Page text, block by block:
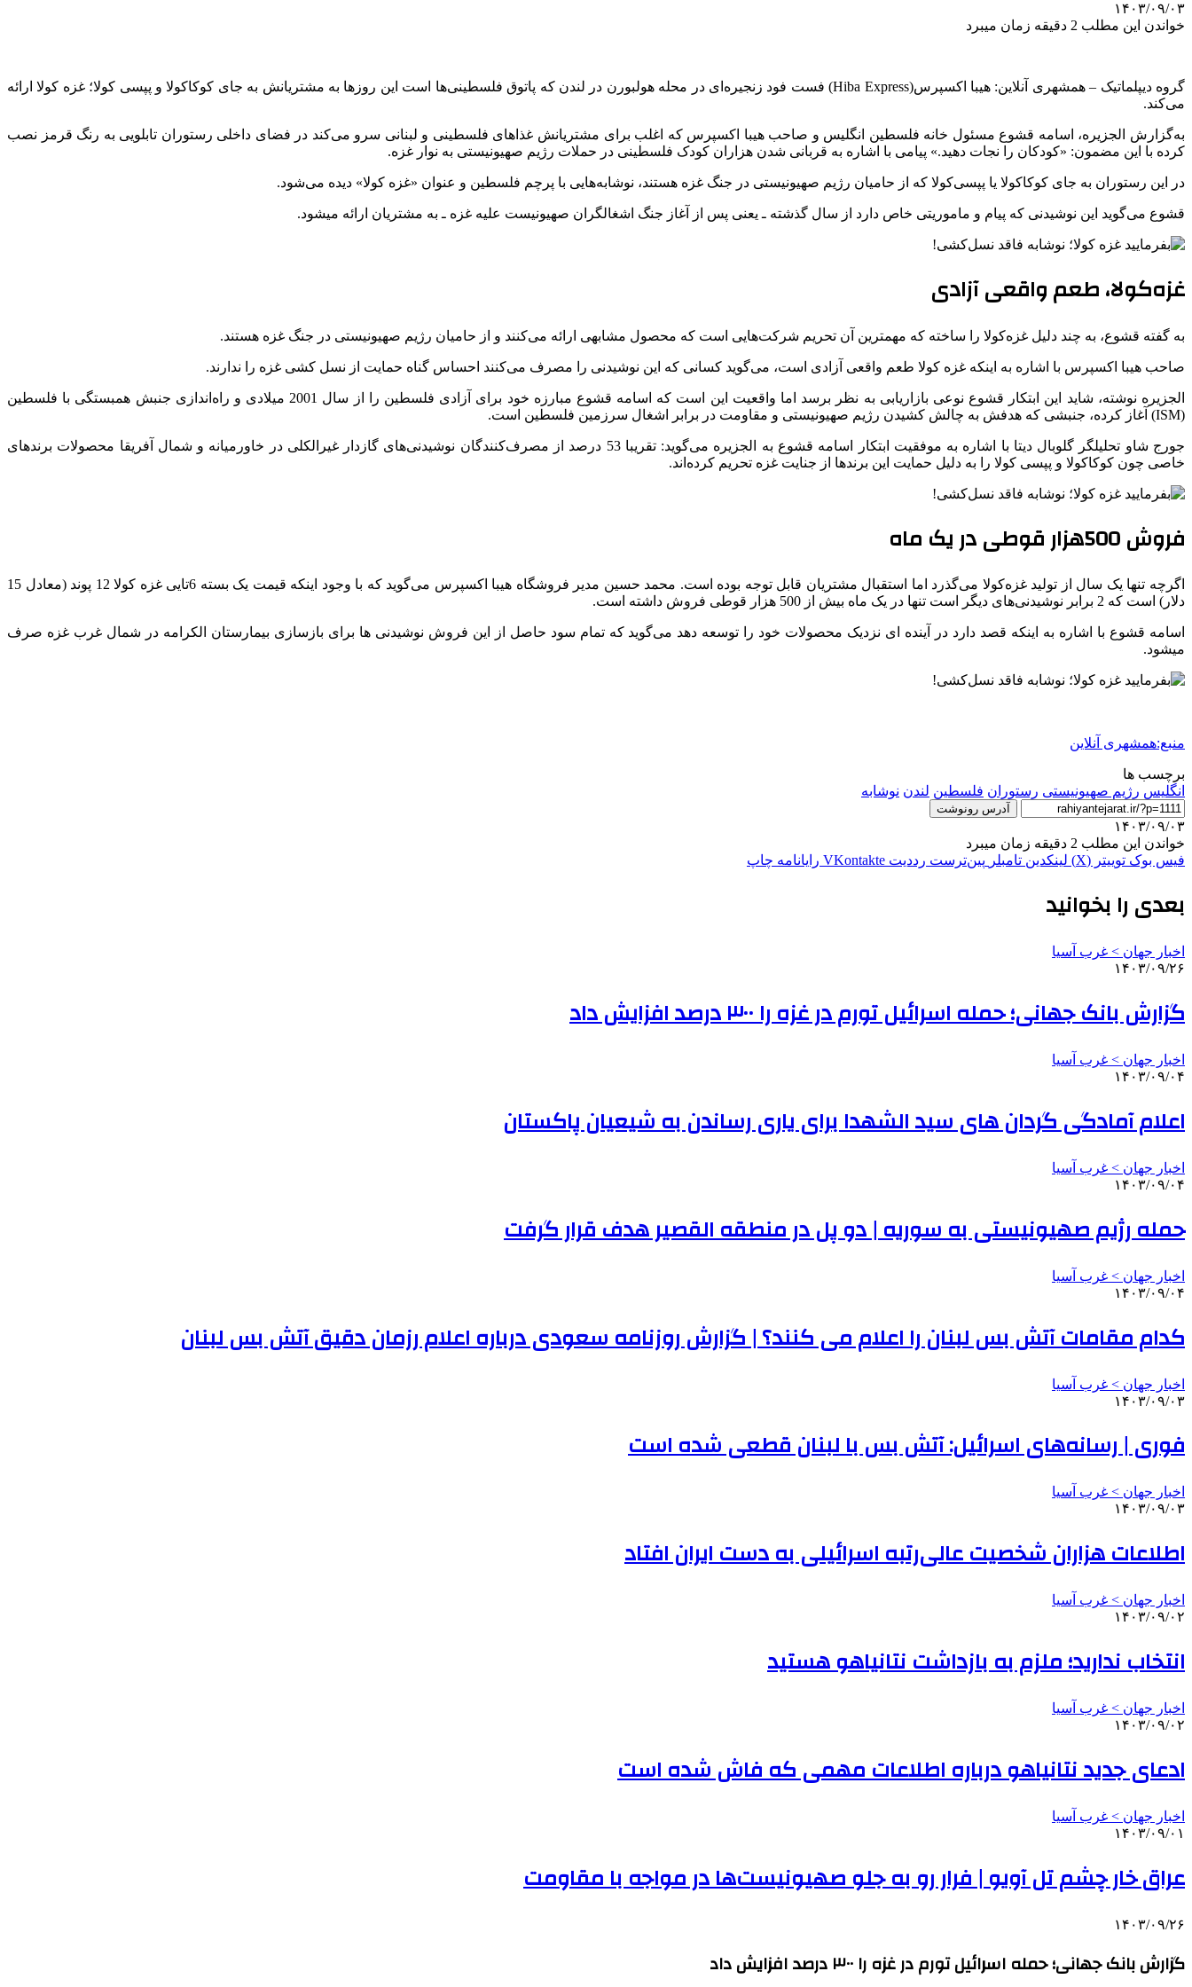
۱۴۰۳/۰۹/۰۳
خواندن این مطلب 2 دقیقه زمان میبرد
گروه دیپلماتیک – همشهری آنلاین: هیبا اکسپرس(Hiba Express) فست فود زنجیره‌ای در محله هولبورن در لندن که پاتوق فلسطینی‌ها است این روزها به مشتریانش به جای کوکاکولا و پپسی کولا؛ غزه کولا ارائه
می‌کند.
به‌گزارش الجزیره، اسامه قشوع مسئول خانه فلسطین انگلیس و صاحب هیبا اکسپرس که اغلب برای مشتریانش غذاهای فلسطینی و لبنانی سرو می‌کند در فضای داخلی رستوران تابلویی به رنگ قرمز نصب
کرده با این مضمون: «کودکان را نجات دهید.» پیامی با اشاره به قربانی شدن هزاران کودک فلسطینی در حملات رژیم صهیونیستی به نوار غزه.
در این رستوران به جای کوکا‎کولا یا پپسی‌کولا که از حامیان رژیم صهیونیستی در جنگ غزه هستند، نوشابه‌هایی با پرچم فلسطین و عنوان «غزه کولا» دیده می‌شود.
قشوع می‌گوید این نوشیدنی که پیام و ماموریتی خاص دارد از سال گذشته ـ یعنی پس از آغاز جنگ اشغالگران صهیونیست علیه غزه ـ به مشتریان ارائه می‎شود.
غزه‌کولا، طعم واقعی آزادی
به گفته قشوع، به چند دلیل غزه‌کولا را ساخته که مهمترین آن تحریم شرکت‌هایی است که محصول مشابهی ارائه می‌کنند و از حامیان رژیم صهیونیستی در جنگ غزه هستند.
صاحب هیبا اکسپرس با اشاره به اینکه غزه کولا طعم واقعی آزادی است، می‌گوید کسانی که این نوشیدنی را مصرف می‌کنند احساس گناه حمایت از نسل کشی غزه را ندارند.
الجزیره نوشته، شاید این ابتکار قشوع نوعی بازاریابی به نظر برسد اما واقعیت این است که اسامه قشوع مبارزه خود برای آزادی فلسطین را از سال 2001 میلادی و راه‌اندازی جنبش همبستگی با فلسطین
(ISM) آغاز کرده، جنبشی که هدفش به چالش کشیدن رژیم صهیونیستی و مقاومت در برابر اشغال سرزمین فلسطین است.
جورج شاو تحلیلگر گلوبال دیتا با اشاره به موفقیت ابتکار اسامه قشوع به الجزیره می‌گوید: تقریبا 53 درصد از مصرف‌کنندگان نوشیدنی‌های گازدار غیرالکلی در خاورمیانه و شمال آفریقا محصولات برندهای
خاصی چون کوکاکولا و پپسی کولا را به دلیل حمایت این برندها از جنایت غزه تحریم کرده‌اند.
فروش 500هزار قوطی در یک ماه
اگرچه تنها یک سال از تولید غزه‌کولا می‌گذرد اما استقبال مشتریان قابل توجه بوده است. محمد حسین مدیر فروشگاه هیبا اکسپرس می‌گوید که با وجود اینکه قیمت یک بسته 6تایی غزه کولا 12 پوند (معادل 15
دلار) است که 2 برابر نوشیدنی‌های دیگر است تنها در یک ماه بیش از 500 هزار قوطی فروش داشته است.
اسامه قشوع با اشاره به اینکه قصد دارد در آینده ای نزدیک محصولات خود را توسعه دهد می‌گوید که تمام سود حاصل از این فروش نوشیدنی ها برای بازسازی بیمارستان الکرامه در شمال غرب غزه صرف
می‎شود.
منبع:همشهری آنلاین
برچسب ها
انگلیس رژيم صهيونيستى رستوران فلسطین لندن نوشابه
آدرس رونوشت
۱۴۰۳/۰۹/۰۳
خواندن این مطلب 2 دقیقه زمان میبرد
فیس بوک توییتر (X) لینکدین ‫تامبلر ‫پین‌ترست ‫رددیت ‫VKontakte رایانامه چاپ
بعدی را بخوانید
اخبار جهان > غرب آسیا
۱۴۰۳/۰۹/۲۶
گزارش بانک جهانی؛ حمله اسرائیل تورم در غزه را ۳۰۰ درصد افزایش داد
اخبار جهان > غرب آسیا
۱۴۰۳/۰۹/۰۴
اعلام آمادگی گردان های سید الشهدا برای یاری رساندن به شیعیان پاکستان
اخبار جهان > غرب آسیا
۱۴۰۳/۰۹/۰۴
حمله رژیم صهیونیستی به سوریه | دو پل در منطقه القصیر هدف قرار گرفت
اخبار جهان > غرب آسیا
۱۴۰۳/۰۹/۰۴
کدام مقامات آتش بس لبنان را اعلام می کنند؟ | گزارش روزنامه سعودی درباره اعلام رزمان دقیق آتش بس لبنان
اخبار جهان > غرب آسیا
۱۴۰۳/۰۹/۰۳
فوری | رسانه‌های اسرائیل: آتش بس با لبنان قطعی شده است
اخبار جهان > غرب آسیا
۱۴۰۳/۰۹/۰۳
اطلاعات هزاران شخصیت عالی‌رتبه اسرائیلی به دست ایران افتاد
اخبار جهان > غرب آسیا
۱۴۰۳/۰۹/۰۲
انتخاب ندارید؛ ملزم به بازداشت نتانیاهو هستید
اخبار جهان > غرب آسیا
۱۴۰۳/۰۹/۰۲
ادعای جدید نتانیاهو درباره اطلاعات مهمی که فاش شده است
اخبار جهان > غرب آسیا
۱۴۰۳/۰۹/۰۱
عراق خار چشم تل آویو | فرار رو به جلو صهیونیست‌ها در مواجه با مقاومت
۱۴۰۳/۰۹/۲۶
گزارش بانک جهانی؛ حمله اسرائیل تورم در غزه را ۳۰۰ درصد افزایش داد